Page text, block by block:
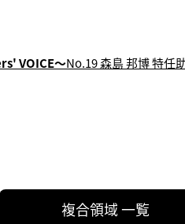
VOICE～No.19 森島 邦博 特任
複合領域 一覧